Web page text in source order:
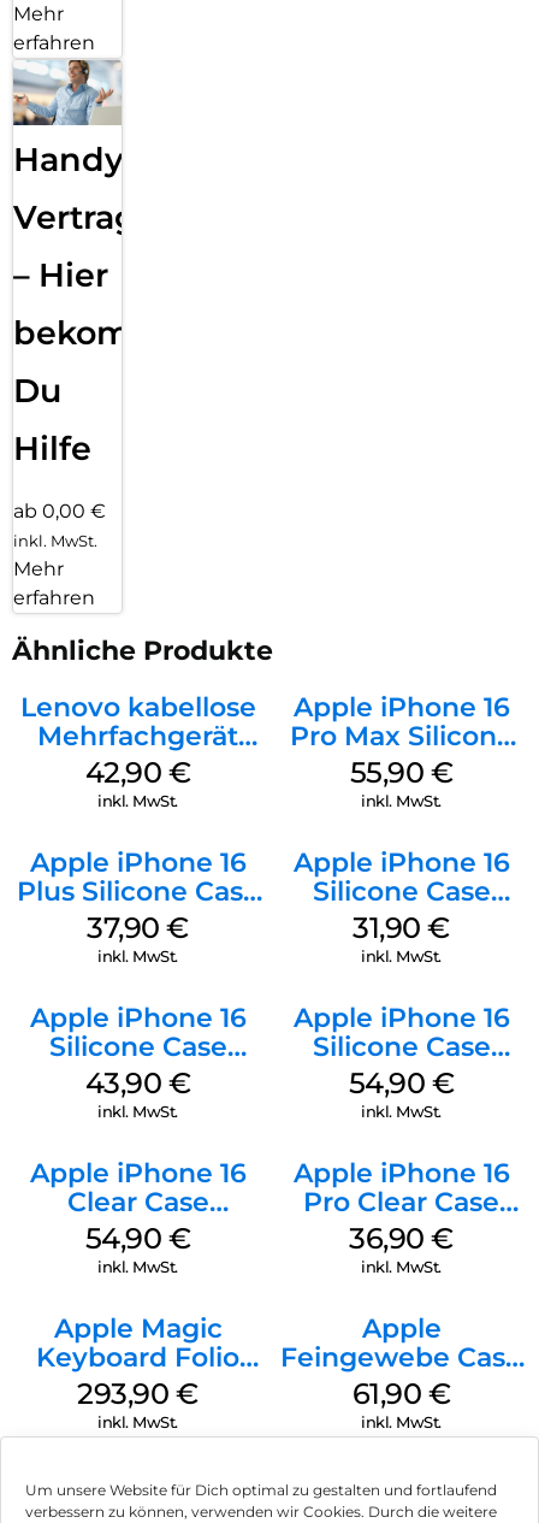
Um unsere Website für Dich optimal zu gestalten und fortlaufend
verbessern zu können, verwenden wir Cookies. Durch die weitere
Mehr
erfahren
Handy
Vertragsabwicklung
– Hier
bekommst
Du
Hilfe
ab 0,00 €
inkl. MwSt.
Mehr
erfahren
Ähnliche Produkte
Lenovo kabellose
Mehrfachgerät
Luna Grey
42,90 €
inkl. MwSt.
Apple iPhone 16
Pro Max Silicone
Case MagSafe
Stone Gray
55,90 €
inkl. MwSt.
Apple iPhone 16
Plus Silicone Case
MagSafe Lake
Green
37,90€
inkl. MwSt.
Apple iPhone 16
Silicone Case
MagSafe Fuchsia
31,90€
inkl. MwSt.
Apple iPhone 16
Silicone Case
MagSafe Plum
43,90 €
inkl. MwSt.
Apple iPhone 16
Silicone Case
MagSafe Lake
Green
54,90 €
inkl. MwSt.
Apple iPhone 16
Clear Case
MagSafe
Transparent
54,90 €
inkl. MwSt.
Apple iPhone 16
Pro Clear Case
MagSafe
Transparent
36,90€
inkl. MwSt.
Apple Magic
Keyboard Folio
iPad 10.9″ (10.Gen.)
Weiß
293,90€
inkl. MwSt.
Apple
Feingewebe Case
iPhone 15 Pro
MagSafe Schwarz
61,90 €
inkl. MwSt.